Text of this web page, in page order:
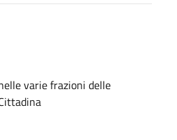
varie frazioni delle